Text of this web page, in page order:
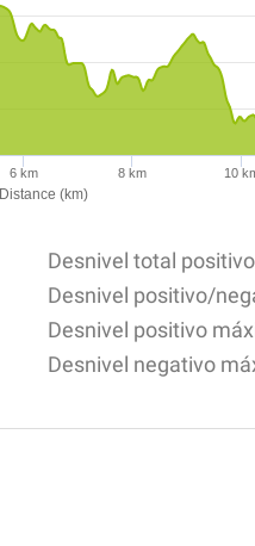
Distance (km)
6 km 8 km 10
Desnivel total
Desnivel positivo/
Desnivel positivo
Desnivel negativo